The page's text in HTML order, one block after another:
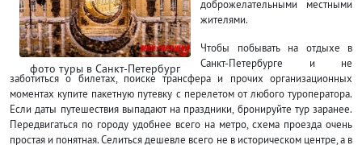
фото туры в Санкт-Петербург
доброжелательными местными
жителями.
Чтобы побывать на отдыхе в
Санкт-Петербурге и не
заботиться о билетах, поиске трансфера и прочих организационных
моментах купите пакетную путевку с перелетом от любого туроператора.
Если даты путешествия выпадают на праздники, бронируйте тур заранее.
Передвигаться по городу удобнее всего на метро, схема проезда очень
простая и понятная. Селиться дешевле всего не в историческом центре, а в